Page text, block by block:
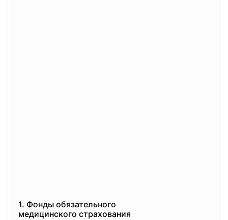
1. Фонды обязательного
медицинского страхования